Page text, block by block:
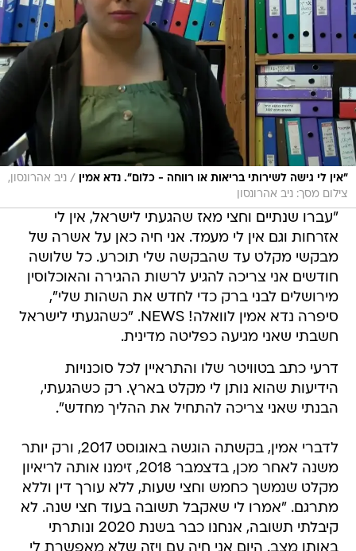
"אין לי גישה לשירותי בריאות או רווחה - כלום". נדא אמין / ניב אהרונסון,
צילום מסך: ניב אהרונסון
"עברו שנתיים וחצי מאז שהגעתי לישראל, אין לי
אזרחות וגם אין לי מעמד. אני חיה כאן על אשרה של
מבקשי מקלט עד שהבקשה שלי תוכרע. כל שלושה
חודשים אני צריכה להגיע לרשות ההגירה והאוכלוסין
מירושלים לבני ברק כדי לחדש את השהות שלי",
סיפרה נדא אמין לוואלה! NEWS. "כשהגעתי לישראל
חשבתי שאני מגיעה כפליטה מדינית.
דרעי כתב בטוויטר שלו והתראיין לכל סוכנויות
הידיעות שהוא נותן לי מקלט בארץ. רק כשהגעתי,
הבנתי שאני צריכה להתחיל את ההליך מחדש".
לדברי אמין, בקשתה הוגשה באוגוסט 2017, ורק יותר
משנה לאחר מכן, בדצמבר 2018, זימנו אותה לריאיון
מקלט שנמשך כחמש וחצי שעות, ללא עורך דין וללא
מתרגם. "אמרו לי שאקבל תשובה בעוד חצי שנה. לא
קיבלתי תשובה, אנחנו כבר בשנת 2020 ונותרתי